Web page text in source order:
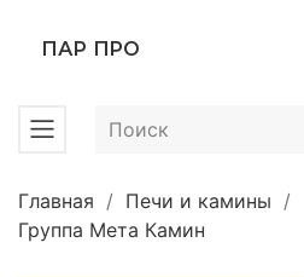
ПАР ПРО
Главная Печи и камины
Группа Мета Камин